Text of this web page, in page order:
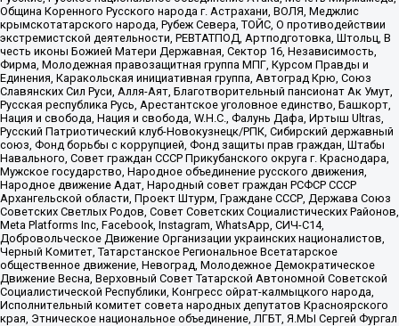
Община Коренного Русского народа г. Астрахани, ВОЛЯ, Меджлис
крымскотатарского народа, Рубеж Севера, ТОЙС, О противодействии
экстремистской деятельности, РЕВТАТПОД, Артподготовка, Штольц, В
честь иконы Божией Матери Державная, Сектор 16, Независимость,
Фирма, Молодежная правозащитная группа МПГ, Курсом Правды и
Единения, Каракольская инициативная группа, Автоград Крю, Союз
Славянских Сил Руси, Алля-Аят, Благотворительный пансионат Ак Умут,
Русская республика Русь, Арестантское уголовное единство, Башкорт,
Нация и свобода, Нация и свобода, W.H.С., Фалунь Дафа, Иртыш Ultras,
Русский Патриотический клуб-Новокузнецк/РПК, Сибирский державный
союз, Фонд борьбы с коррупцией, Фонд защиты прав граждан, Штабы
Навального, Совет граждан СССР Прикубанского округа г. Краснодара,
Мужское государство, Народное объединение русского движения,
Народное движение Адат, Народный совет граждан РСФСР СССР
Архангельской области, Проект Штурм, Граждане СССР, Держава Союз
Советских Светлых Родов, Совет Советских Социалистических Районов,
Meta Platforms Inc, Facebook, Instagram, WhatsApp, СИЧ-С14,
Добровольческое Движение Организации украинских националистов,
Черный Комитет, Татарстанское Региональное Всетатарское
общественное движение, Невоград, Молодежное Демократическое
Движение Весна, Верховный Совет Татарской Автономной Советской
Социалистической Республики, Конгресс ойрат-калмыцкого народа,
Исполнительный комитет совета народных депутатов Красноярского
края, Этническое национальное объединение, ЛГБТ, Я.МЫ Сергей Фургал